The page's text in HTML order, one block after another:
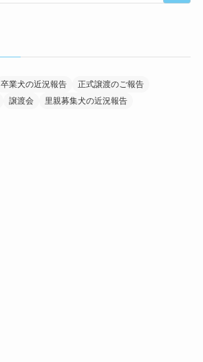
卒業犬の近況報告
正式譲渡のご報告
譲渡会 里親募集犬の近況報告